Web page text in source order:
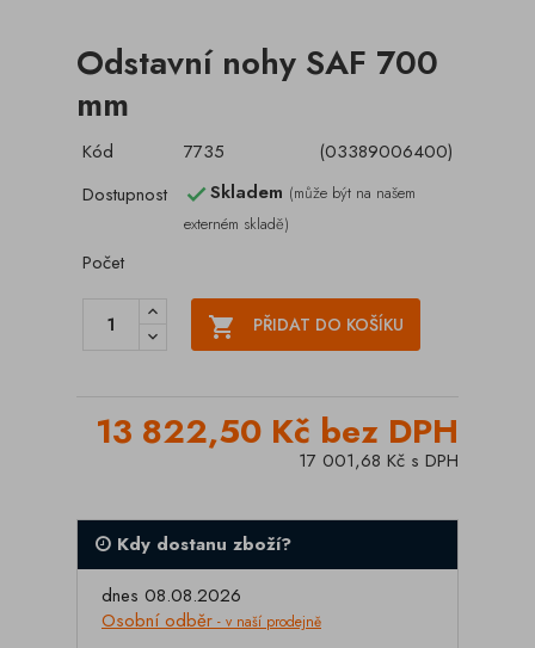
Odstavní nohy SAF 700
mm
Kód 7735
(03389006400)
Dostupnost
Skladem (může být na našem
externém skladě)
Počet
 PŘIDAT DO KOŠÍKU
13 822,50 Kč bez DPH
17 001,68 Kč s DPH
Kdy dostanu zboží?
dnes 08.08.2026
Osobní odběr - v naší prodejně